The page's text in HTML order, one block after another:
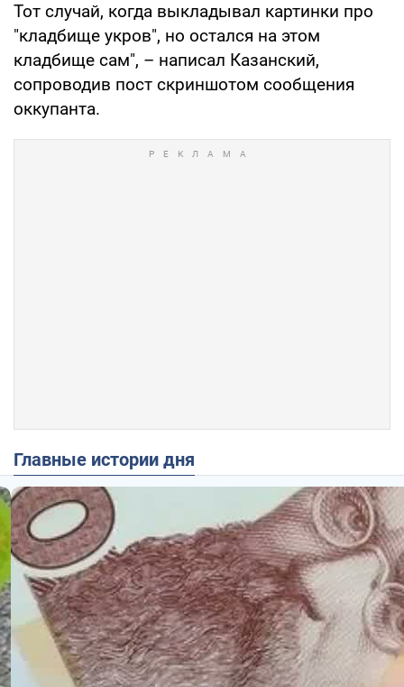
Тот случай, когда выкладывал картинки про
"кладбище укров", но остался на этом
кладбище сам", – написал Казанский,
сопроводив пост скриншотом сообщения
оккупанта.
Главные истории дня